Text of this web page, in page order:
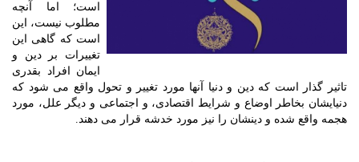
است؛ اما آنچه
مطلوب نیست، این
است که گاهی این
تغییرات بر دین و
ایمان افراد بقدری
تاثیر گذار است که دین و دنیا آنها مورد تغییر و تحول واقع می شود که
دنیایشان بخاطر اوضاع و شرایط اقتصادی، و اجتماعی و دیگر علل، مورد
هجمه واقع شده و دینشان را نیز مورد خدشه قرار می دهند.